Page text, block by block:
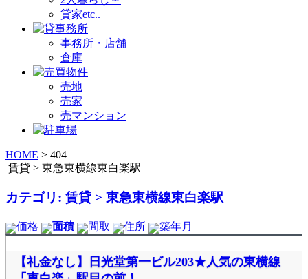
貸家etc..
事務所・店舗
倉庫
売地
売家
売マンション
HOME > 404
賃貸 > 東急東横線東白楽駅
カテゴリ: 賃貸 > 東急東横線東白楽駅
価格 面積 間取 住所 築年月
【礼金なし】日光堂第一ビル203★人気の東横線